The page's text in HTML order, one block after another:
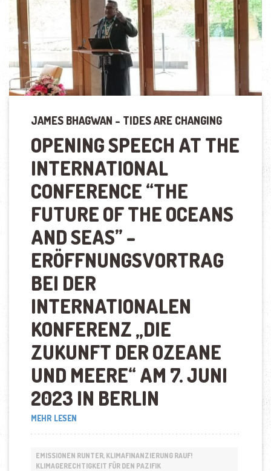
JAMES BHAGWAN – TIDES ARE CHANGING
OPENING SPEECH AT THE
INTERNATIONAL
CONFERENCE“THE
FUTURE OF THE OCEANS
AND SEAS”–
ERÖFFNUNGSVORTRAG
BEI DER
INTERNATIONALEN
KONFERENZ„DIE
ZUKUNFT DER OZEANE
UND MEERE“AM 7. JUNI
2023 IN BERLIN
MEHR LESEN„JAMES
TIDES
ARE
EMISSIONEN RUNTER, KLIMAFINANZIERUNG RAUF!
KLIMAGERECHTIGKEIT FÜR DEN PAZIFIK